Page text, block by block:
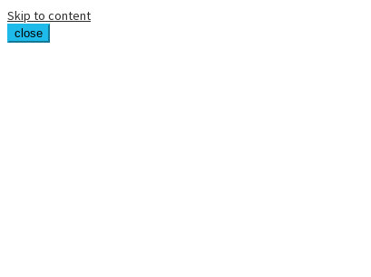
Skip to content
close